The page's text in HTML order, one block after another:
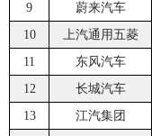
9
蔚来汽车
10
上汽通用五菱
11
东风汽车
12
长城汽车
13
江汽集团